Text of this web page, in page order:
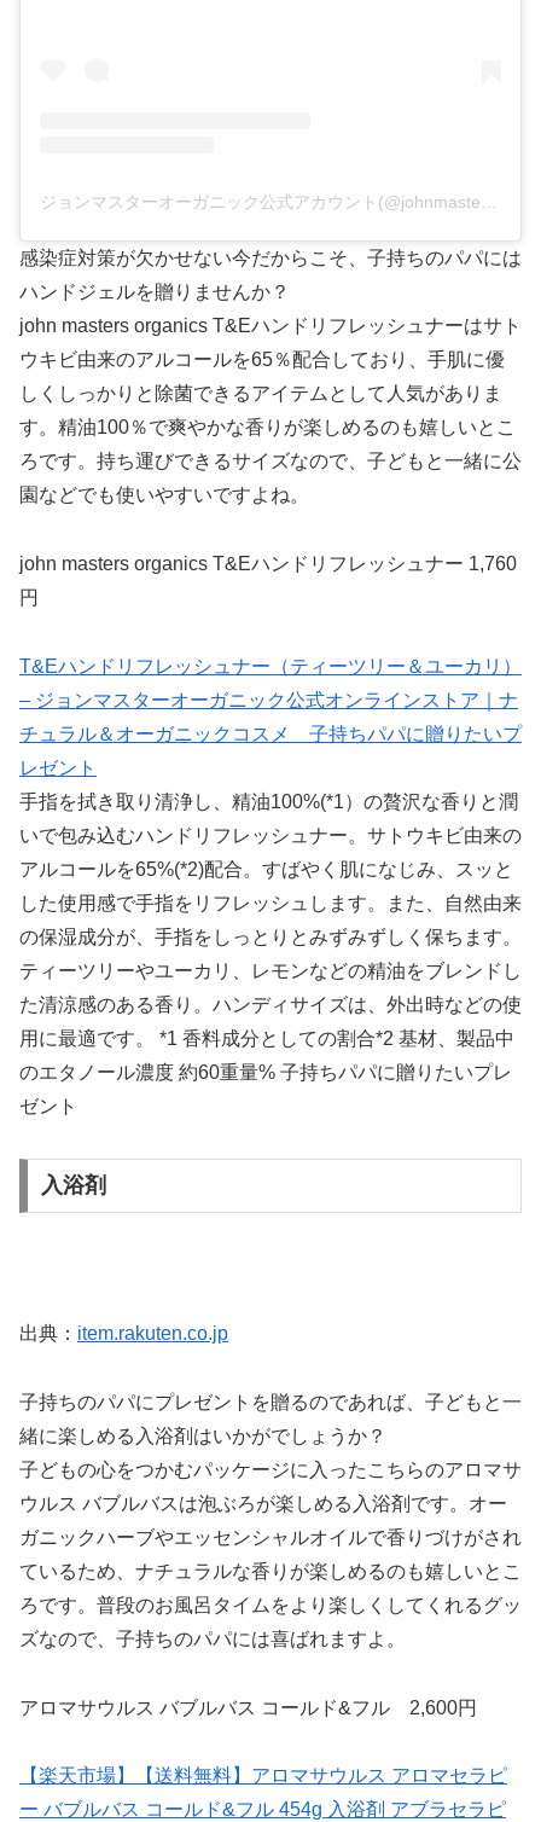
感染症対策が欠かせない今だからこそ、子持ちのパパには
ハンドジェルを贈りませんか？
john masters organics T&Eハンドリフレッシュナーはサト
ウキビ由来のアルコールを65％配合しており、手肌に優
しくしっかりと除菌できるアイテムとして人気がありま
す。精油100％で爽やかな香りが楽しめるのも嬉しいとこ
ろです。持ち運びできるサイズなので、子どもと一緒に公
園などでも使いやすいですよね。
john masters organics T&Eハンドリフレッシュナー 1,760
円
T&Eハンドリフレッシュナー（ティーツリー＆ユーカリ）
– ジョンマスターオーガニック公式オンラインストア｜ナ
チュラル＆オーガニックコスメ 子持ちパパに贈りたいプ
レゼント
手指を拭き取り清浄し、精油100%(*1）の贅沢な香りと潤
いで包み込むハンドリフレッシュナー。サトウキビ由来の
アルコールを65%(*2)配合。すばやく肌になじみ、スッと
した使用感で手指をリフレッシュします。また、自然由来
の保湿成分が、手指をしっとりとみずみずしく保ちます。
ティーツリーやユーカリ、レモンなどの精油をブレンドし
た清涼感のある香り。ハンディサイズは、外出時などの使
用に最適です。 *1 香料成分としての割合*2 基材、製品中
のエタノール濃度 約60重量% 子持ちパパに贈りたいプレ
ゼント
入浴剤
出典： item.rakuten.co.jp
子持ちのパパにプレゼントを贈るのであれば、子どもと一
緒に楽しめる入浴剤はいかがでしょうか？
子どもの心をつかむパッケージに入ったこちらのアロマサ
ウルス バブルバスは泡ぶろが楽しめる入浴剤です。オー
ガニックハーブやエッセンシャルオイルで香りづけがされ
ているため、ナチュラルな香りが楽しめるのも嬉しいとこ
ろです。普段のお風呂タイムをより楽しくしてくれるグッ
ズなので、子持ちのパパには喜ばれますよ。
アロマサウルス バブルバス コールド&フル 2,600円
【楽天市場】【送料無料】アロマサウルス アロマセラピ
ー バブルバス コールド&フル 454g 入浴剤 アブラセラピ